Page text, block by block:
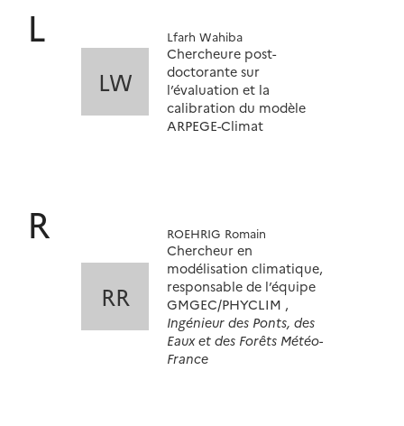
L
LW
Lfarh Wahiba
Chercheure post-
doctorante sur
l’évaluation et la
calibration du modèle
ARPEGE-Climat
R
RR
ROEHRIG Romain
Chercheur en
modélisation climatique,
responsable de l’équipe
GMGEC/PHYCLIM ,
Ingénieur des Ponts, des
Eaux et des Forêts Météo-
France